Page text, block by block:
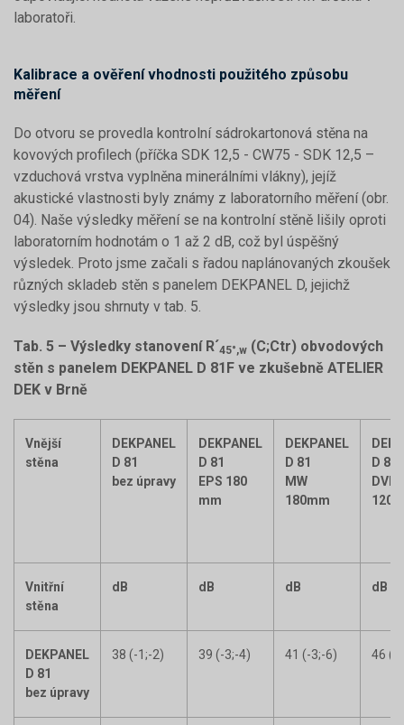
laboratoři.
Kalibrace a ověření vhodnosti použitého způsobu
měření
Do otvoru se provedla kontrolní sádrokartonová stěna na
kovových profilech (příčka SDK 12,5 - CW75 - SDK 12,5 –
vzduchová vrstva vyplněna minerálními vlákny), jejíž
akustické vlastnosti byly známy z laboratorního měření (obr.
04). Naše výsledky měření se na kontrolní stěně lišily oproti
laboratorním hodnotám o 1 až 2 dB, což byl úspěšný
výsledek. Proto jsme začali s řadou naplánovaných zkoušek
různých skladeb stěn s panelem DEKPANEL D, jejichž
výsledky jsou shrnuty v tab. 5.
Tab. 5 – Výsledky stanovení R´45°,w (C;Ctr) obvodových
stěn s panelem DEKPANEL D 81F ve zkušebně ATELIER
DEK v Brně
Vnější
stěna
DEKPANEL
D 81
bez úpravy
DEKPANEL
D 81
EPS 180
mm
DEKPANEL
D 81
MW
180mm
D 81
DVD
Vnitřní
stěna
dB dB dB dB
DEKPANEL
D 81
bez úpravy
38 (-1;-2) 39 (-3;-4) 41 (-3;-6) 46 (-